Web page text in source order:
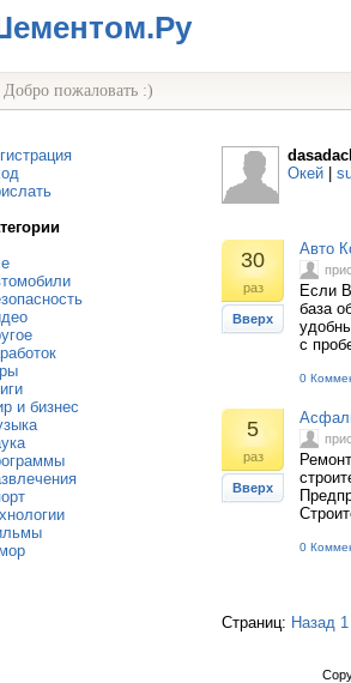
Добро пожаловать :)
и бизнес
Окей
30
раз
Вверх
Авто
Если
база
с
0
5
раз
Вверх
0
Страниц: Назад 1